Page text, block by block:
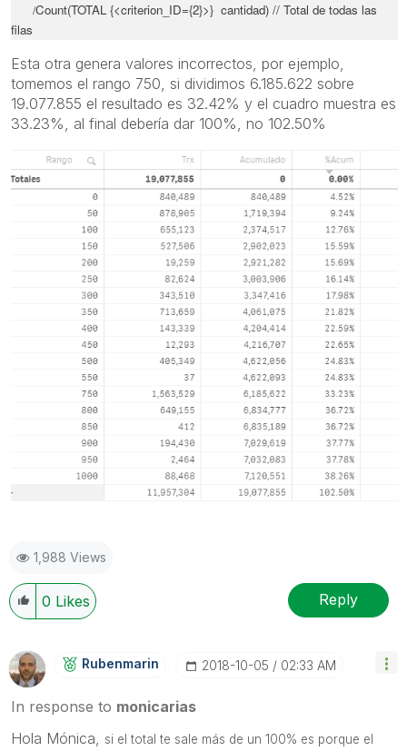
/Count(TOTAL {<criterion_ID={2}>} cantidad) // Total de todas las
filas
Esta otra genera valores incorrectos, por ejemplo,
tomemos el rango 750, si dividimos 6.185.622 sobre
19.077.855 el resultado es 32.42% y el cuadro muestra es
33.23%, al final debería dar 100%, no 102.50%
1,988 Views
0 Likes Reply
Rubenmarin ‎2018-10-05 02:33 AM
In response to monicarias
Hola Mónica,
si el total te sale más de un 100% es porque el